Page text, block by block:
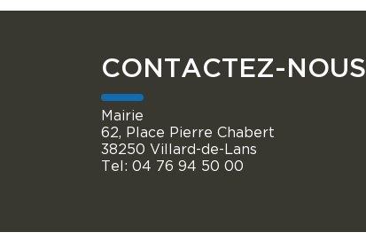
CONTACTEZ-NOUS
Mairie
62, Place Pierre Chabert
38250 Villard-de-Lans
Tel: 04 76 94 50 00